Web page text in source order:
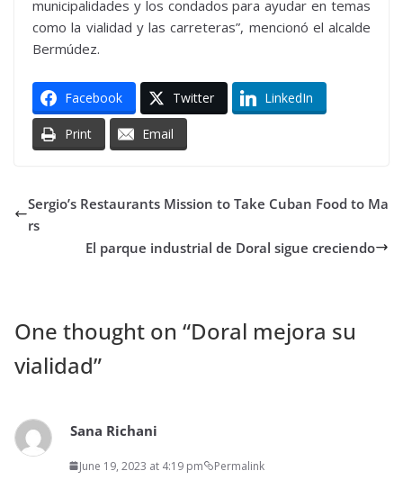
municipalidades y los condados para ayudar en temas
como la vialidad y las carreteras”, mencionó el alcalde
Bermúdez.
Facebook Twitter LinkedIn
Print Email
Sergio’s Restaurants Mission to Take Cuban Food to Ma
rs
El parque industrial de Doral sigue creciendo
One thought on “Doral mejora su
vialidad”
Sana Richani
June 19, 2023 at 4:19 pm Permalink